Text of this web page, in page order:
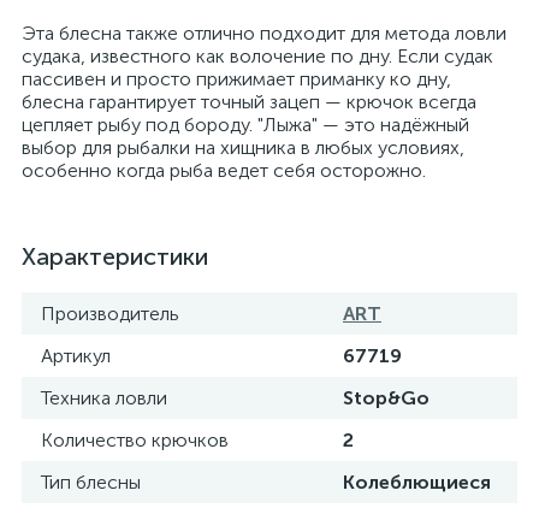
Эта блесна также отлично подходит для метода ловли
судака, известного как волочение по дну. Если судак
пассивен и просто прижимает приманку ко дну,
блесна гарантирует точный зацеп — крючок всегда
цепляет рыбу под бороду. "Лыжа" — это надёжный
выбор для рыбалки на хищника в любых условиях,
особенно когда рыба ведет себя осторожно.
Характеристики
Производитель
ART
Артикул
67719
Техника ловли
Stop&Go
Количество крючков
2
Тип блесны
Колеблющиеся